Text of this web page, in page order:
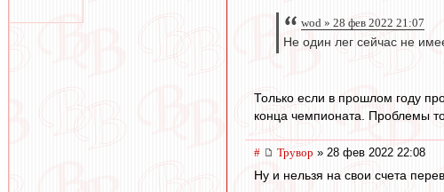
wod » 28 фев 2022 21:07
Не один лег сейчас не
Только если в прошлом году
конца чемпионата. Проблемы
# Трувор » 28 фев 2022 22:08
Ну и нельзя на свои счета